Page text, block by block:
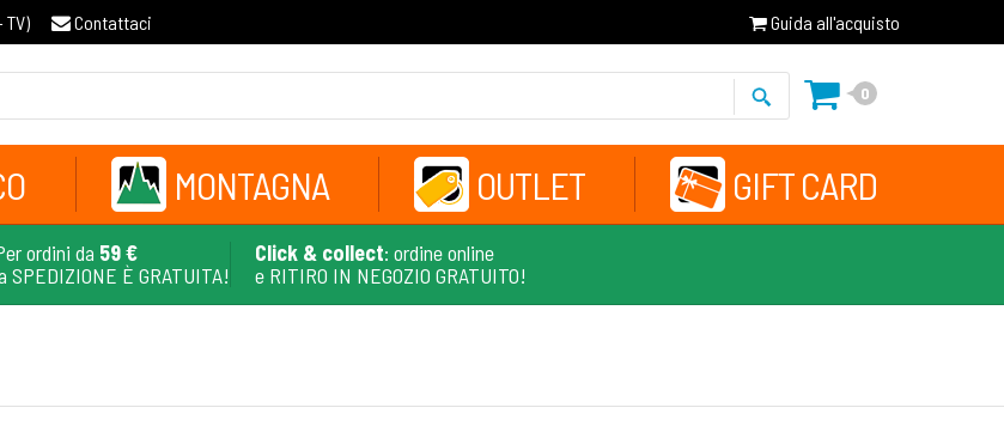
TV) Contattaci Guida all'acquisto
0
MONTAGNA OUTLET GIFT CARD
ordini da 59 €
SPEDIZIONE È GRATUITA!
Click & collect: ordine online
e RITIRO IN NEGOZIO GRATUITO!